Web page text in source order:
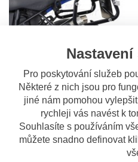
Pro poskytování služeb
Některé z nich jsou pro
jiné nám pomohou
rychleji vás navést k
Souhlasíte s používáním
můžete snadno definovat
OBV. 10 DNÍ